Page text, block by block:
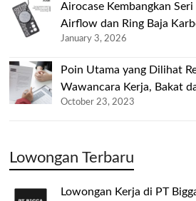
Airocase Kembangkan
Airflow dan Ring Baja
January 3, 2026
Poin Utama yang Dilihat
Wawancara Kerja, Bakat
October 23, 2023
Lowongan Terbaru
Lowongan Kerja di PT